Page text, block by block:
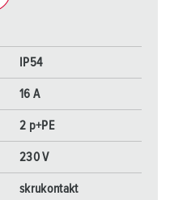
IP54
16 A
2 p+PE
230 V
skrukontakt